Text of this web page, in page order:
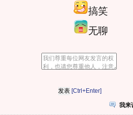
搞笑
无聊
[Ctrl+Enter]
我来